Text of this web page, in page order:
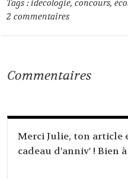
Tags :idecologie,concours,
2 commentaires
Commentaires
Merci Julie, ton article
cadeau d'anniv' ! Bien